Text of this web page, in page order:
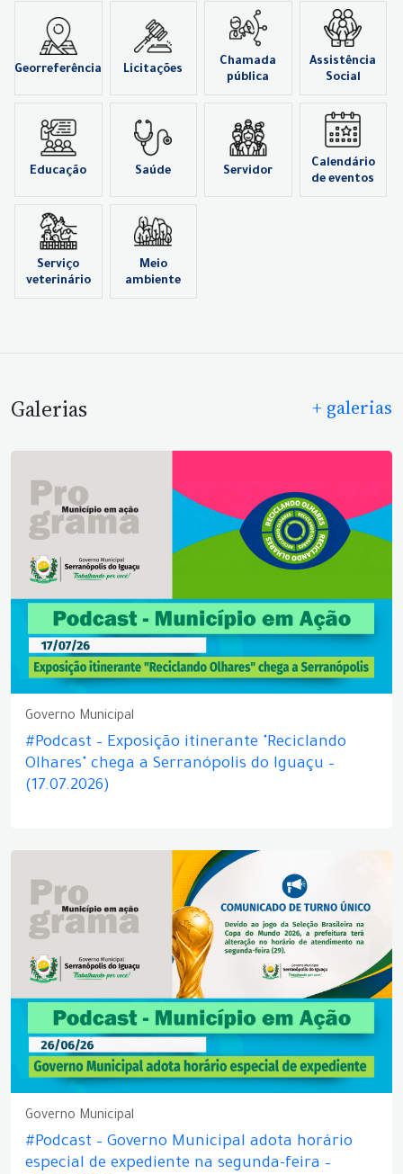
Georreferência Licitações
Chamada
pública
Assistência
Social
Educação Saúde Servidor
Calendário
de eventos
Serviço
veterinário
Meio
ambiente
Galerias + galerias
Governo Municipal
#Podcast – Exposição itinerante "Reciclando
Olhares" chega a Serranópolis do Iguaçu –
(17.07.2026)
Governo Municipal
#Podcast – Governo Municipal adota horário
especial de expediente na segunda-feira –